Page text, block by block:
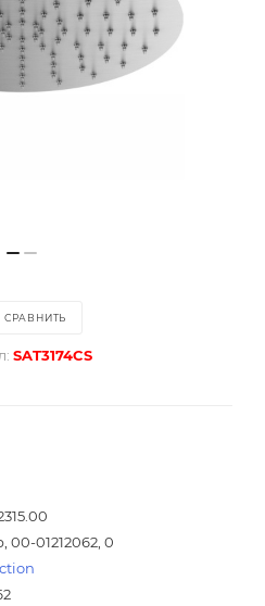
СРАВНИТЬ
SAT3174CS
00-01212062, 0